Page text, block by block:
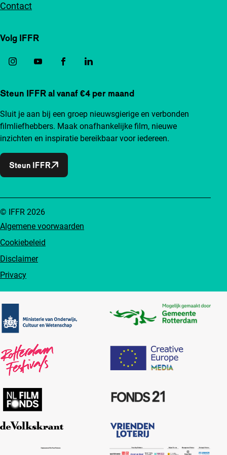
Contact
Volg IFFR
Steun IFFR al vanaf €4 per maand
Sluit je aan bij een groep nieuwsgierige en verbonden
filmliefhebbers. Maak onafhankelijke film, nieuwe
inzichten en inspiratie bereikbaar voor iedereen.
Steun IFFR
Algemene voorwaarden
Cookiebeleid
Disclaimer
Privacy
© IFFR 2026